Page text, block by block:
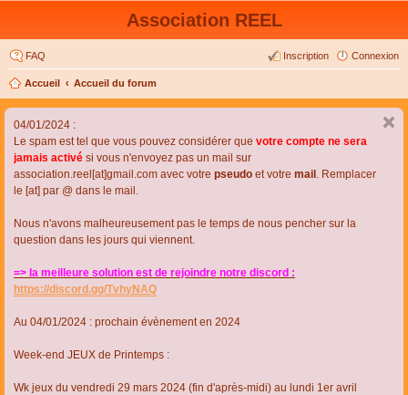
Association REEL
FAQ Connexion
Inscription
Accueil Accueil du forum
04/01/2024 :
Le spam est tel que vous pouvez considérer que votre compte ne sera
jamais activé si vous n'envoyez pas un mail sur
association.reel[at]gmail.com avec votre pseudo et votre mail . Remplacer
le [at] par @ dans le mail.
Nous n'avons malheureusement pas le temps de nous pencher sur la
question dans les jours qui viennent.
=> la meilleure solution est de rejoindre notre discord :
https://discord.gg/TvhyNAQ
Au 04/01/2024 : prochain évènement en 2024
Week-end JEUX de Printemps :
Wk jeux du vendredi 29 mars 2024 (fin d'après-midi) au lundi 1er avril